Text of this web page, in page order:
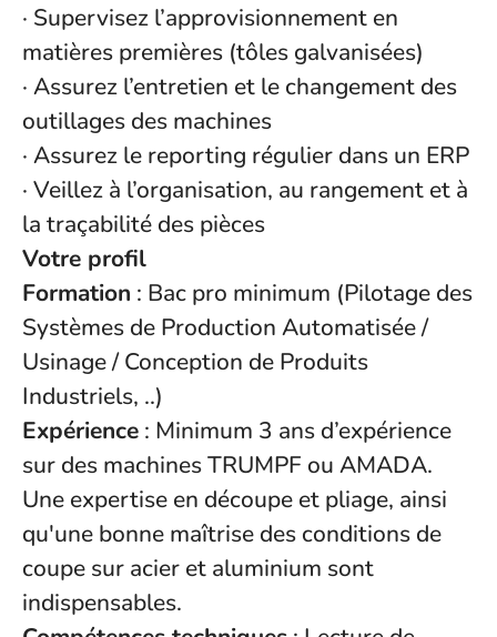
· Supervisez l’approvisionnement en
matières premières (tôles galvanisées)
· Assurez l’entretien et le changement des
outillages des machines
· Assurez le reporting régulier dans un ERP
· Veillez à l’organisation, au rangement et à
la traçabilité des pièces
Votre profil
Formation : Bac pro minimum (Pilotage des
Systèmes de Production Automatisée /
Usinage / Conception de Produits
Industriels, ..)
Expérience : Minimum 3 ans d’expérience
sur des machines TRUMPF ou AMADA.
Une expertise en découpe et pliage, ainsi
qu'une bonne maîtrise des conditions de
coupe sur acier et aluminium sont
indispensables.